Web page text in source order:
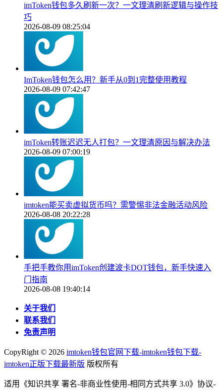
imToken钱包多久刷新一次？一文理清刷新逻辑与操作技
巧
2026-08-09 08:25:04
ImToken钱包怎么用？新手从0到1完整使用教程
2026-08-09 07:42:47
imToken转账迟迟无人打包？一文理清原因与解决办法
2026-08-09 07:00:19
imtoken能买卖虚拟货币吗？需警惕非法金融活动风险
2026-08-08 20:22:28
手把手教你用imToken创建波卡DOT钱包，新手快速入
门指南
2026-08-08 19:40:14
关于我们
联系我们
免责声明
CopyRight © 2026 imtoken钱包官网下载-imtoken钱包下载-
imtoken正版下载最新版 版权所有
适用《知识共享 署名-非商业性使用-相同方式共享 3.0》协议-